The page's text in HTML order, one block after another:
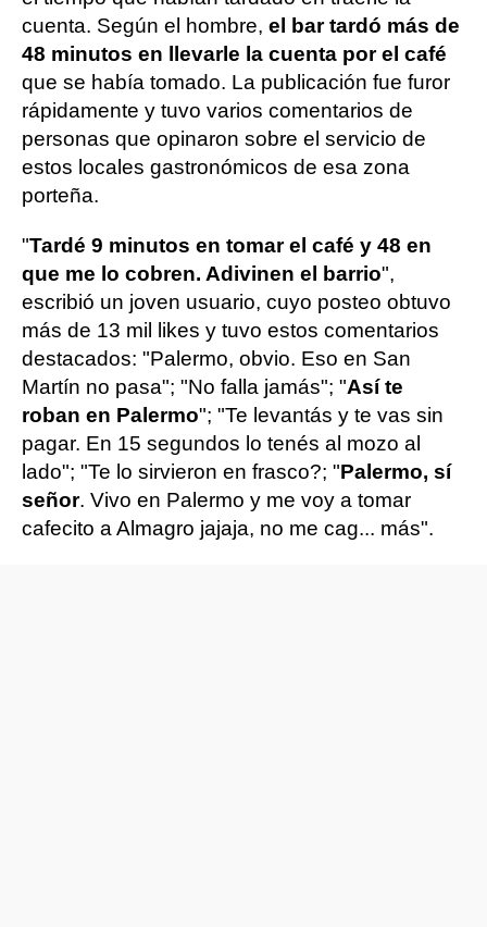
cuenta. Según el hombre, el bar tardó más de
48 minutos en llevarle la cuenta por el café
que se había tomado. La publicación fue furor
rápidamente y tuvo varios comentarios de
personas que opinaron sobre el servicio de
estos locales gastronómicos de esa zona
porteña.
"Tardé 9 minutos en tomar el café y 48 en
que me lo cobren. Adivinen el barrio",
escribió un joven usuario, cuyo posteo obtuvo
más de 13 mil likes y tuvo estos comentarios
destacados: "Palermo, obvio. Eso en San
Martín no pasa"; "No falla jamás"; "Así te
roban en Palermo"; "Te levantás y te vas sin
pagar. En 15 segundos lo tenés al mozo al
lado"; "Te lo sirvieron en frasco?; "Palermo, sí
señor. Vivo en Palermo y me voy a tomar
cafecito a Almagro jajaja, no me cag... más".